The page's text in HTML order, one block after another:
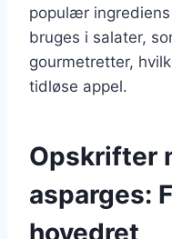
populær
bruges i salater,
gourmetretter,
tidløse appel.
Opskrifter
asparges:
hovedret